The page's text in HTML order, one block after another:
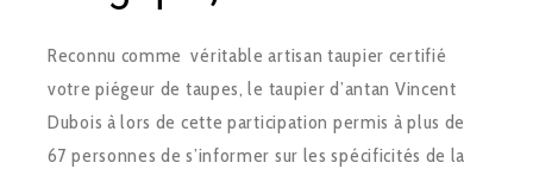
Reconnu comme véritable artisan taupier certifié
votre piégeur de taupes, le taupier d’antan Vincent
Dubois à lors de cette participation permis à plus de
67 personnes de s’informer sur les spécificités de la